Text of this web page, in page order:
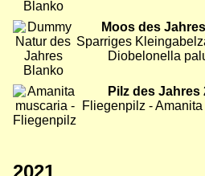
Bild
Moos des
Sparriges
Diobelonella
Bild
Pilz des Jahres
Fliegenpilz -
2021